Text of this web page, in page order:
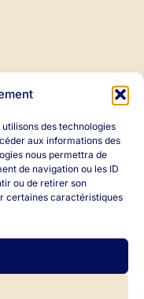
des technologies
aux informations des
nous permettra de
de navigation ou les ID
ou de retirer son
certaines caractéristiques
|Carenantilles|
de cookies